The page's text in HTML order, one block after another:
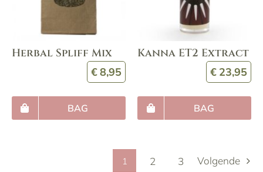
Herbal Spliff Mix
€8,95
BAG
Kanna ET2 Extract
€ 23,95
BAG
1 2 3 Volgende